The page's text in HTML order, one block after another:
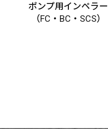
ポンプ用インペラー
（FC・BC・SCS）